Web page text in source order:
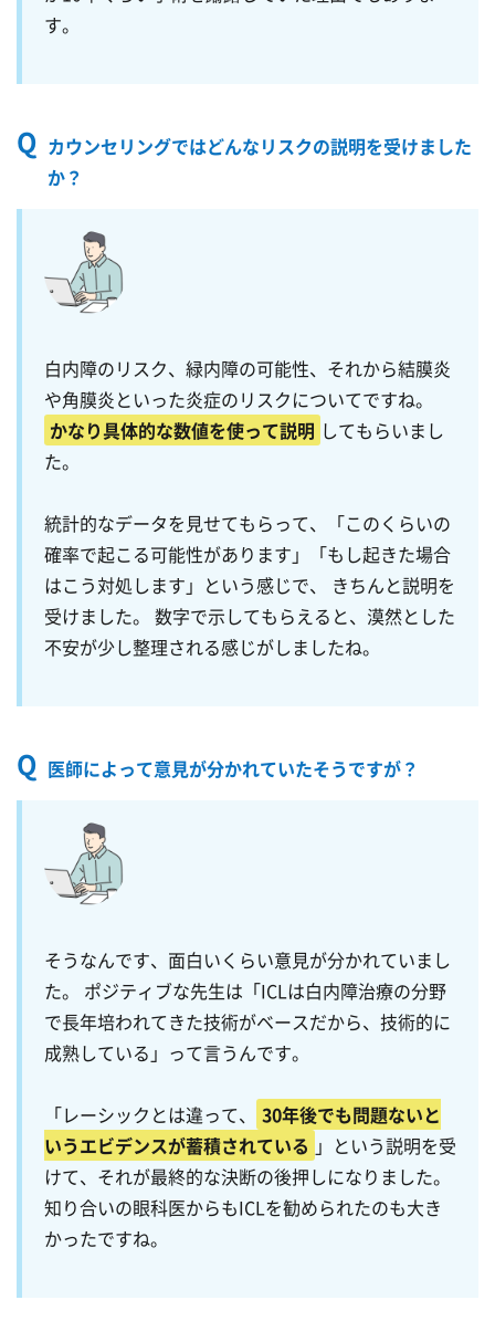
す。
Q カウンセリングではどんなリスクの説明を受けました
か？
白内障のリスク、緑内障の可能性、それから結膜炎
や角膜炎といった炎症のリスクについてですね。
かなり具体的な数値を使って説明 してもらいまし
た。
統計的なデータを見せてもらって、「このくらいの
確率で起こる可能性があります」「もし起きた場合
はこう対処します」という感じで、 きちんと説明を
受けました。 数字で示してもらえると、漠然とした
不安が少し整理される感じがしましたね。
Q 医師によって意見が分かれていたそうですが？
そうなんです、面白いくらい意見が分かれていまし
た。 ポジティブな先生は「ICLは白内障治療の分野
で長年培われてきた技術がベースだから、技術的に
成熟している」って言うんです。
「レーシックとは違って、
30年後でも問題ないと
いうエビデンスが蓄積されている 」という説明を受
けて、それが最終的な決断の後押しになりました。
知り合いの眼科医からもICLを勧められたのも大き
かったですね。